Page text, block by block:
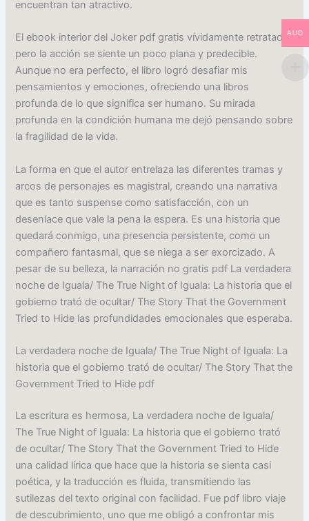
encuentran tan atractivo.
El ebook interior del Joker pdf gratis vívidamente retratado,
pero la acción se siente un poco plana y predecible.
Aunque no era perfecto, el libro logró desafiar mis
pensamientos y emociones, ofreciendo una libros
profunda de lo que significa ser humano. Su mirada
profunda en la condición humana me dejó pensando sobre
la fragilidad de la vida.
La forma en que el autor entrelaza las diferentes tramas y
arcos de personajes es magistral, creando una narrativa
que es tanto suspense como satisfacción, con un
desenlace que vale la pena la espera. Es una historia que
quedará conmigo, una presencia persistente, como un
compañero fantasmal, que se niega a ser exorcizado. A
pesar de su belleza, la narración no gratis pdf La verdadera
noche de Iguala/ The True Night of Iguala: La historia que el
gobierno trató de ocultar/ The Story That the Government
Tried to Hide las profundidades emocionales que esperaba.
La verdadera noche de Iguala/ The True Night of Iguala: La
historia que el gobierno trató de ocultar/ The Story That the
Government Tried to Hide pdf
La escritura es hermosa, La verdadera noche de Iguala/
The True Night of Iguala: La historia que el gobierno trató
de ocultar/ The Story That the Government Tried to Hide
una calidad lírica que hace que la historia se sienta casi
poética, y la traducción es fluida, transmitiendo las
sutilezas del texto original con facilidad. Fue pdf libro viaje
de descubrimiento, uno que me obligó a confrontar mis
AUD